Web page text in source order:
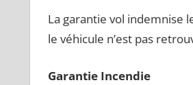
La garantie vol indemnise
le véhicule n’est pas
Garantie Incendie